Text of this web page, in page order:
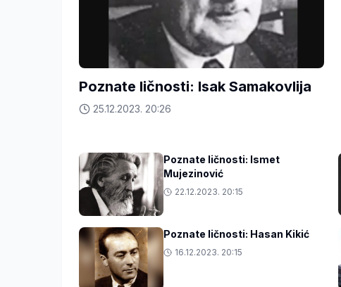
Poznate ličnosti: Isak Samakovlija
25.12.2023. 20:26
Poznate ličnosti: Ismet
Mujezinović
22.12.2023. 20:15
Poznate ličnosti: Hasan Kikić
16.12.2023. 20:15